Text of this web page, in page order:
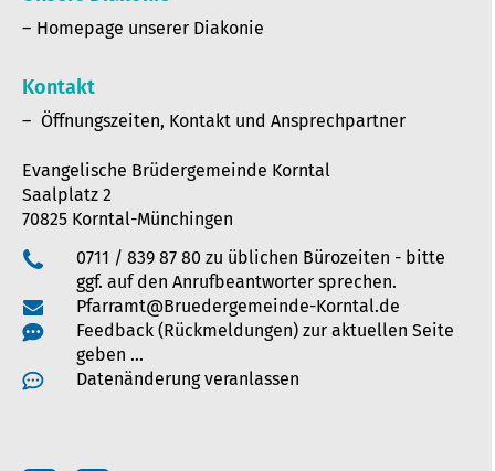
Homepage unserer Diakonie
Kontakt
Öffnungszeiten, Kontakt und Ansprechpartner
Evangelische Brüdergemeinde Korntal
Saalplatz 2
70825 Korntal-Münchingen
0711 / 839 87 80 zu üblichen Bürozeiten - bitte
ggf. auf den Anrufbeantworter sprechen.
Pfarramt@Bruedergemeinde-Korntal.de
Feedback (Rückmeldungen) zur aktuellen Seite
geben …
Datenänderung veranlassen